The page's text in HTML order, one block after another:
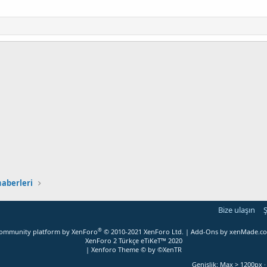
Bize ulaşın
platform by XenForo® © 2010-2021 XenForo Ltd. | Add-Onsby
XenForo 2 Türkçe eTiKeT™ 2020
| Xenforo Theme© by ©XenTR
Genişlik